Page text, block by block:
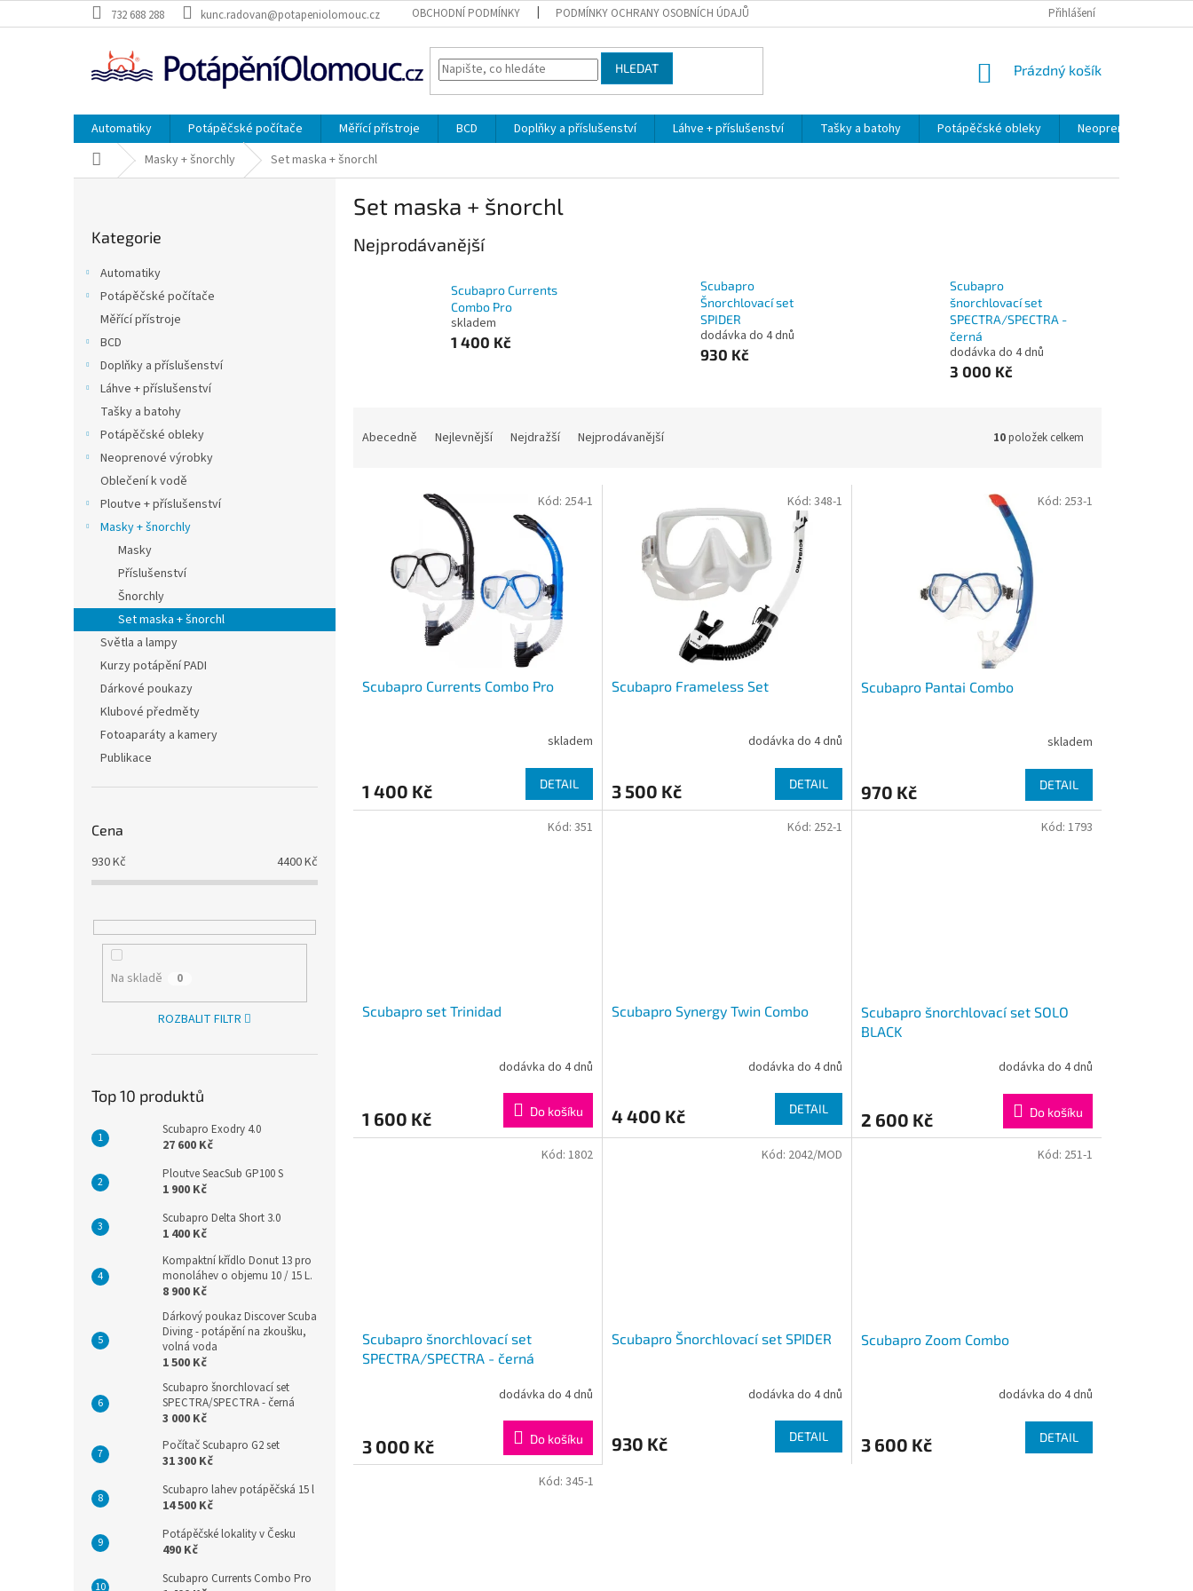
na
732 688 288 kunc.radovan@potapeniolomouc.cz OBCHODNÍ PODMÍNKY PODMÍNKY OCHRANY OSOBNÍCH ÚDAJŮ Přihlášení
HLEDAT
NÁKUPNÍ
Prázdný košík
Automatiky Potápěčské počítače Měřící přístroje BCD Doplňky a příslušenství Láhve + příslušenství Tašky a batohy Potápěčské obleky
Neoprenové výrobky
Domů Masky + šnorchly Set maska + šnorchl
kategorie
Kategorie
Automatiky
Potápěčské počítače
Měřící přístroje
BCD
Doplňky a příslušenství
Láhve + příslušenství
Tašky a batohy
Potápěčské obleky
Neoprenové výrobky
Oblečení k vodě
Ploutve + příslušenství
Masky + šnorchly
Masky
Příslušenství
Šnorchly
Set maska + šnorchl
Světla a lampy
Kurzy potápění PADI
Dárkové poukazy
Klubové předměty
Fotoaparáty a kamery
Publikace
Cena
930Kč 4400Kč
Na skladě 0
ROZBALIT FILTR
Top 10 produktů
Scubapro Exodry 4.0
27 600 Kč
Ploutve SeacSub GP100 S
1 900 Kč
Scubapro Delta Short 3.0
1 400 Kč
Kompaktní křídlo Donut 13 pro
monoláhev o objemu 10 / 15 L.
8 900 Kč
Dárkový poukaz Discover Scuba
Diving - potápění na zkoušku,
volná voda
1 500 Kč
Scubapro šnorchlovací set
SPECTRA/SPECTRA - černá
3 000 Kč
Počítač Scubapro G2 set
31 300 Kč
Scubapro lahev potápěčská 15 l
14 500 Kč
Potápěčské lokality v Česku
490 Kč
Scubapro Currents Combo Pro
Set maska + šnorchl
Nejprodávanější
Scubapro Currents
Combo Pro
skladem
1 400 Kč
Scubapro
Šnorchlovací set
SPIDER
dodávka do 4 dnů
930 Kč
Scubapro
šnorchlovací set
SPECTRA/SPECTRA -
černá
dodávka do 4 dnů
3 000 Kč
Abecedně Nejlevnější Nejdražší Nejprodávanější 10položek celkem
Scubapro Currents Combo Pro
skladem
1 400 Kč DETAIL
Kód: 254-1
Scubapro Frameless Set
dodávka do 4 dnů
3 500 Kč DETAIL
Kód: 348-1
Scubapro Pantai Combo
skladem
970 Kč DETAIL
Kód: 253-1
Scubapro set Trinidad
dodávka do 4 dnů
1 600 Kč Do košíku
Kód: 351
Scubapro Synergy Twin Combo
dodávka do 4 dnů
4 400 Kč DETAIL
Kód: 252-1
Scubapro šnorchlovací set SOLO
BLACK
dodávka do 4 dnů
2 600 Kč Do košíku
Kód: 1793
Scubapro šnorchlovací set
SPECTRA/SPECTRA - černá
dodávka do 4 dnů
3 000 Kč Do košíku
Kód: 1802
Scubapro Šnorchlovací set SPIDER
dodávka do 4 dnů
930 Kč DETAIL
Kód: 2042/MOD
Scubapro Zoom Combo
dodávka do 4 dnů
3 600 Kč DETAIL
Kód: 251-1
Kód: 345-1